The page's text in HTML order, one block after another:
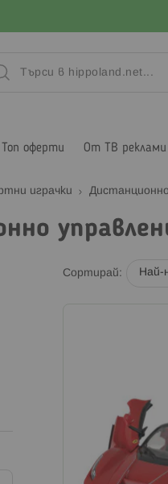
Топ оферти От ТВ реклами
играчки
Сортирай